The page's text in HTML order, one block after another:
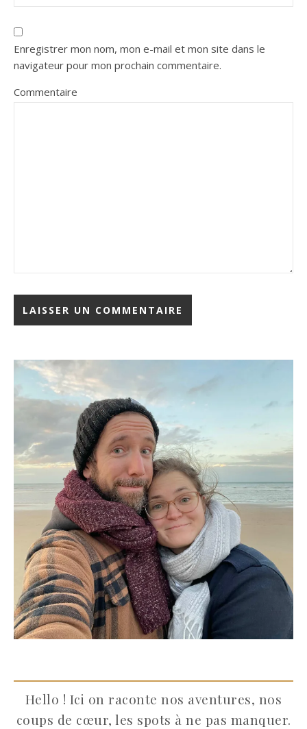
Enregistrer mon nom, mon e-mail et mon site dans le
navigateur pour mon prochain commentaire.
Commentaire
Hello ! Ici on raconte nos aventures, nos
coups de cœur, les spots à ne pas manquer.